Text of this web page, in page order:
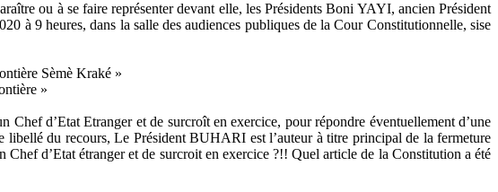
ou à se faire représenter devant elle, les Présidents Boni YAYI, ancien Président
à 9 heures, dans la salle des audiences publiques de la Cour Constitutionnelle, sise
Sèmè Kraké »
»
d’Etat Etranger et de surcroît en exercice, pour répondre éventuellement d’une
libellé du recours, Le Président BUHARI est l’auteur à titre principal de la fermeture
d’Etat étranger et de surcroit en exercice ?!! Quel article de la Constitution a été